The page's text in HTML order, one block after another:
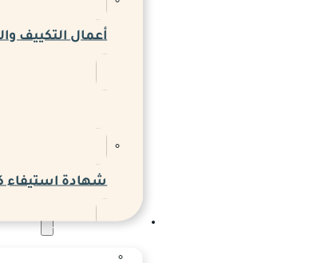
أعمال التكييف
شهادة استيفاء
المدونة والاخبار